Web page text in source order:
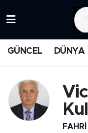
GÜNCEL DÜNYA
MANŞET
MEDYA
İstanbul
Trafik Durumu